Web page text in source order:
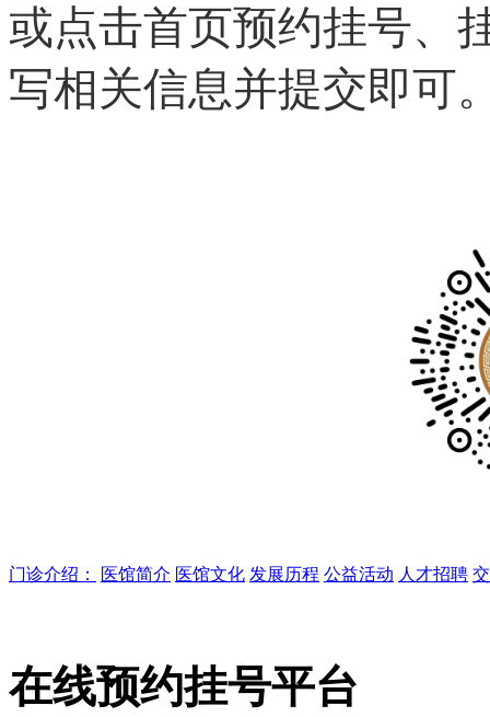
或点击首页预约挂号、
写相关信息并提交即可
门诊介绍： 医馆简介 医馆文化 发展历程 公益活动 人才招聘
在线预约挂号平台